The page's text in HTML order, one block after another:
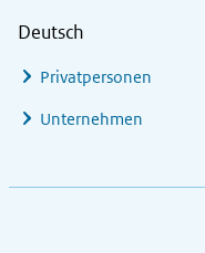
Deutsch
Privatpersonen
Unternehmen